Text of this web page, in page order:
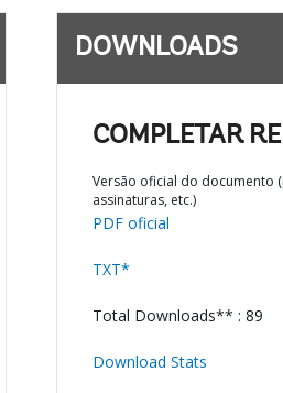
DOWNLOADS
COMPLETAR
Versão oficial do documento
assinaturas, etc.)
PDF oficial
TXT*
Total Downloads** : 89
Download Stats